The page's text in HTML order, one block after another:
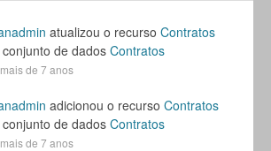
atualizou o recurso Contratos
de dados Contratos
de 7 anos
adicionou o recurso Contratos
de dados Contratos
de 7 anos